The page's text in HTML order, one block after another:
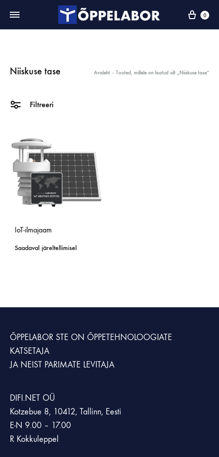
0
Niiskuse tase Avaleht - Tooted, millele on lisatud silt „Niiskuse tase“
Filtreeri
IoT-ilmajaam
Saadaval järeltellimisel
ÕPPELABOR STE ON ÕPPETEHNOLOOGIATE
KATSETAJA
JA NEIST PARIMATE LEVITAJA
DIFI.NET OÜ
Kotzebue 8, 10412, Tallinn, Eesti
E-N 9.00 – 17.00
R Kokkuleppel